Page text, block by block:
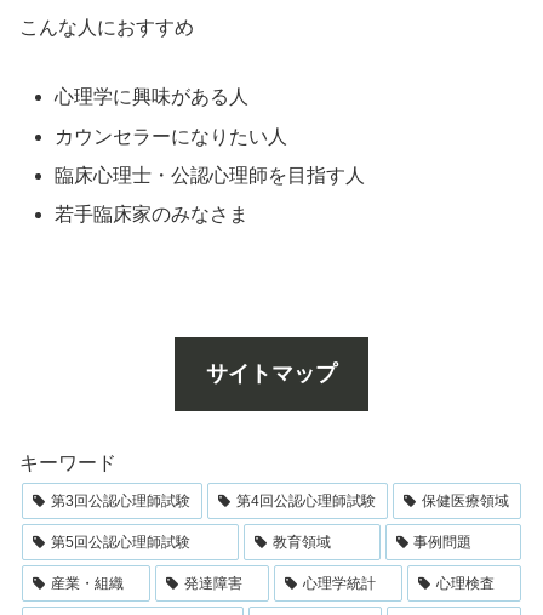
こんな人におすすめ
心理学に興味がある人
カウンセラーになりたい人
臨床心理士・公認心理師を目指す人
若手臨床家のみなさま
サイトマップ
キーワード
第3回公認心理師試験 第4回公認心理師試験 保健医療領域
第5回公認心理師試験 教育領域 事例問題
産業・組織 発達障害 心理学統計 心理検査